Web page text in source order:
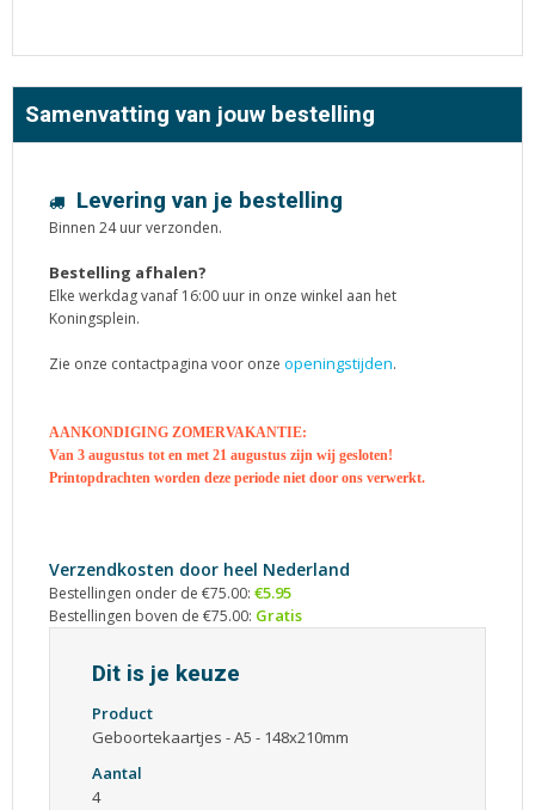
Samenvatting van jouw bestelling
Levering van je bestelling
Binnen 24 uur verzonden.
Bestelling afhalen?
Elke werkdag vanaf 16:00 uur in onze winkel aan het
Koningsplein.
Zie onze contactpagina voor onze openingstijden.
AANKONDIGING ZOMERVAKANTIE:
Van 3 augustus tot en met 21 augustus zijn wij gesloten!
Printopdrachten worden deze periode niet door ons verwerkt.
Verzendkosten door heel Nederland
Bestellingen onder de €75.00: €5.95
Bestellingen boven de €75.00: Gratis
Dit is je keuze
Product
Geboortekaartjes - A5 - 148x210mm
Aantal
4